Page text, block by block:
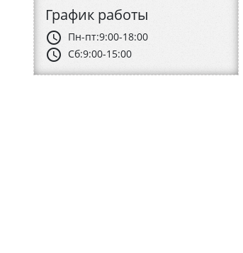
График работы
schedule Пн-пт:9:00-18:00
schedule Сб:9:00-15:00